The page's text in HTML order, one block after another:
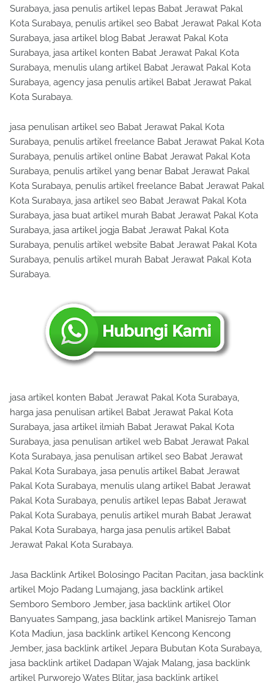
Surabaya, jasa penulis artikel lepas Babat Jerawat Pakal
Kota Surabaya, penulis artikel seo Babat Jerawat Pakal Kota
Surabaya, jasa artikel blog Babat Jerawat Pakal Kota
Surabaya, jasa artikel konten Babat Jerawat Pakal Kota
Surabaya, menulis ulang artikel Babat Jerawat Pakal Kota
Surabaya, agency jasa penulis artikel Babat Jerawat Pakal
Kota Surabaya.
jasa penulisan artikel seo Babat Jerawat Pakal Kota
Surabaya, penulis artikel freelance Babat Jerawat Pakal Kota
Surabaya, penulis artikel online Babat Jerawat Pakal Kota
Surabaya, penulis artikel yang benar Babat Jerawat Pakal
Kota Surabaya, penulis artikel freelance Babat Jerawat Pakal
Kota Surabaya, jasa artikel seo Babat Jerawat Pakal Kota
Surabaya, jasa buat artikel murah Babat Jerawat Pakal Kota
Surabaya, jasa artikel jogja Babat Jerawat Pakal Kota
Surabaya, penulis artikel website Babat Jerawat Pakal Kota
Surabaya, penulis artikel murah Babat Jerawat Pakal Kota
Surabaya.
jasa artikel konten Babat Jerawat Pakal Kota Surabaya,
harga jasa penulisan artikel Babat Jerawat Pakal Kota
Surabaya, jasa artikel ilmiah Babat Jerawat Pakal Kota
Surabaya, jasa penulisan artikel web Babat Jerawat Pakal
Kota Surabaya, jasa penulisan artikel seo Babat Jerawat
Pakal Kota Surabaya, jasa penulis artikel Babat Jerawat
Pakal Kota Surabaya, menulis ulang artikel Babat Jerawat
Pakal Kota Surabaya, penulis artikel lepas Babat Jerawat
Pakal Kota Surabaya, penulis artikel murah Babat Jerawat
Pakal Kota Surabaya, harga jasa penulis artikel Babat
Jerawat Pakal Kota Surabaya.
Jasa Backlink Artikel Bolosingo Pacitan Pacitan, jasa backlink
artikel Mojo Padang Lumajang, jasa backlink artikel
Semboro Semboro Jember, jasa backlink artikel Olor
Banyuates Sampang, jasa backlink artikel Manisrejo Taman
Kota Madiun, jasa backlink artikel Kencong Kencong
Jember, jasa backlink artikel Jepara Bubutan Kota Surabaya,
jasa backlink artikel Dadapan Wajak Malang, jasa backlink
artikel Purworejo Wates Blitar, jasa backlink artikel